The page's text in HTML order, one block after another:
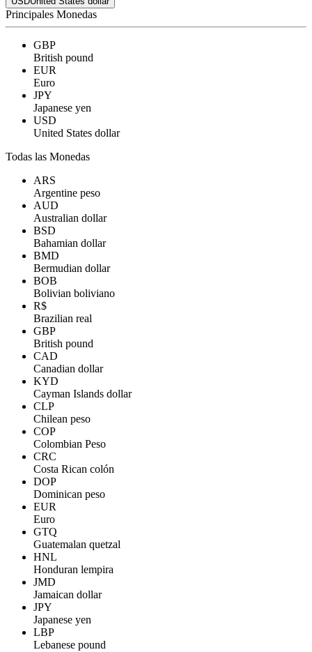
Principales Monedas
GBP
British pound
EUR
Euro
JPY
Japanese yen
USD
United States dollar
Todas las Monedas
ARS
Argentine peso
AUD
Australian dollar
BSD
Bahamian dollar
BMD
Bermudian dollar
BOB
Bolivian boliviano
R$
Brazilian real
GBP
British pound
CAD
Canadian dollar
KYD
Cayman Islands dollar
CLP
Chilean peso
COP
Colombian Peso
CRC
Costa Rican colón
DOP
Dominican peso
EUR
Euro
GTQ
Guatemalan quetzal
HNL
Honduran lempira
JMD
Jamaican dollar
JPY
Japanese yen
LBP
Lebanese pound